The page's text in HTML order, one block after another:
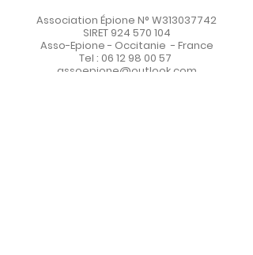
Association Épione N° W313037742
SIRET 924 570 104
Asso-Epione - Occitanie - France
Tel : 06 12 98 00 57
assoepione@outlook.com